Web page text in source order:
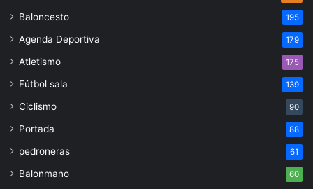
Baloncesto 195
Agenda Deportiva 179
Atletismo 175
Fútbol sala 139
Ciclismo 90
Portada 88
pedroneras 61
Balonmano 60